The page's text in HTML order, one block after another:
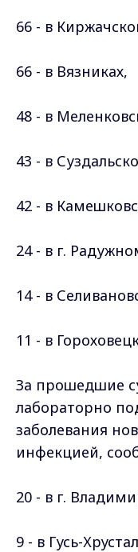
66 - в
66 - в Вязниках,
48 - в
43 - в
42 - в
24 - в г.
14 - в
11 - в
За прошедшие
лабораторно
заболевания
инфекцией,
20 - в г.
9 - в Гусь-